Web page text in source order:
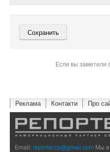
Если вы заметили
Реклама Контакти Про
Email:reporterzp@gmail.com Мы в